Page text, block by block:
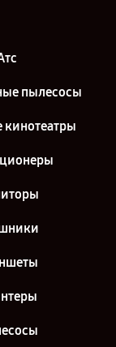
в г. Санкт-
пылесосы